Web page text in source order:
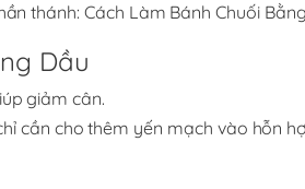
thánh: Cách Làm Bánh Chuối
Dầu
giảm cân.
cần cho thêm yến mạch vào hỗn